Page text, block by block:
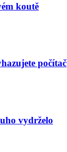
koutě
počítač
vydrželo